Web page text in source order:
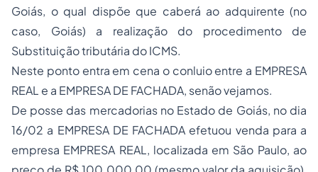
Goiás, o qual dispõe que caberá ao adquirente (no
caso, Goiás) a realização do procedimento de
Substituição tributária do ICMS.
Neste ponto entra em cena o conluio entre a EMPRESA
REAL e a EMPRESA DE FACHADA, senão vejamos.
De posse das mercadorias no Estado de Goiás, no dia
16/02 a EMPRESA DE FACHADA efetuou venda para a
empresa EMPRESA REAL, localizada em São Paulo, ao